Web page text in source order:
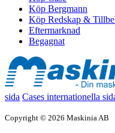
Köp Bergmann
Köp Redskap &
Eftermarknad
Begagnat
sida Cases internationella
Copyright © 2026 Maskinia AB